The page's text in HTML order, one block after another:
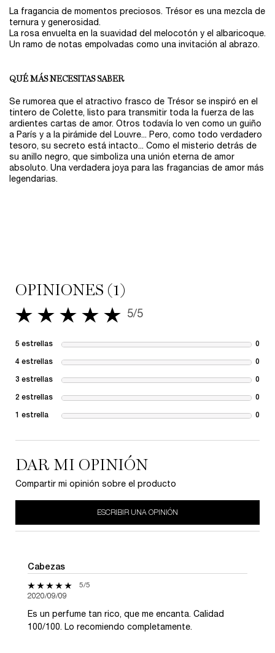
La fragancia de momentos preciosos. Trésor es una mezcla de
ternura y generosidad.
La rosa envuelta en la suavidad del melocotón y el albaricoque.
Un ramo de notas empolvadas como una invitación al abrazo.
QUÉ MÁS NECESITAS SABER
Se rumorea que el atractivo frasco de Trésor se inspiró en el
tintero de Colette, listo para transmitir toda la fuerza de las
ardientes cartas de amor. Otros todavía lo ven como un guiño
a París y a la pirámide del Louvre... Pero, como todo verdadero
tesoro, su secreto está intacto... Como el misterio detrás de
su anillo negro, que simboliza una unión eterna de amor
absoluto. Una verdadera joya para las fragancias de amor más
legendarias.
OPINIONES (1)
5 de 5 estrellas. 5/5
5 estrellas 0
4 estrellas 0
3 estrellas 0
2 estrellas 0
1 estrella 0
DAR MI OPINIÓN
Compartir mi opinión sobre el producto
ESCRIBIR UNA OPINIÓN
Cabezas
5 de 5 estrellas.5/5
2020/09/09
Es un perfume tan rico, que me encanta. Calidad
100/100. Lo recomiendo completamente.